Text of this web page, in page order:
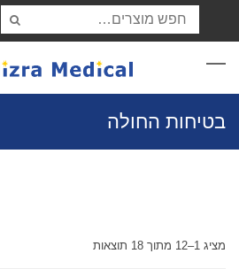
בטיחות החולה
מציג 1–12 מתוך 18 תוצאות